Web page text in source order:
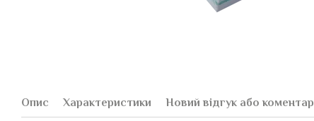
Опис Характеристики Новий відгук або коментар